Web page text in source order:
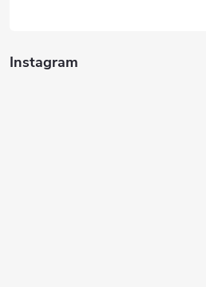
Instagram